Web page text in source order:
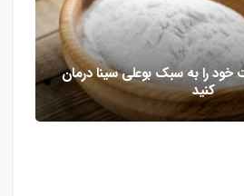
را به سبک بوعلی سینا درمان
کنید